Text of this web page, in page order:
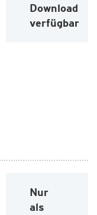
Download
verfügbar
Nur
als